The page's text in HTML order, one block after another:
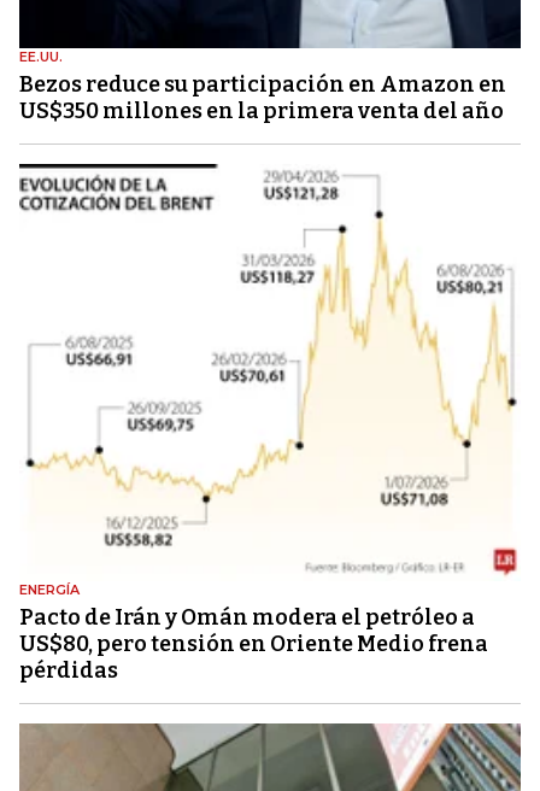
EE.UU.
Bezos reduce su participación en Amazon en
US$350 millones en la primera venta del año
ENERGÍA
Pacto de Irán y Omán modera el petróleo a
US$80, pero tensión en Oriente Medio frena
pérdidas